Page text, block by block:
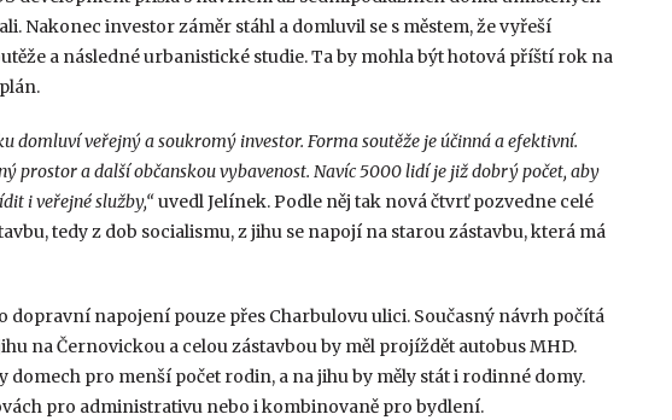
Nakonec investor záměr stáhl a domluvil se s městem, že vyřeší
a následné urbanistické studie. Ta by mohla být hotová příští rok na
domluví veřejný a soukromý investor. Forma soutěže je účinná a efektivní.
prostor a další občanskou vybavenost. Navíc 5000 lidí je již dobrý počet, aby
i veřejné služby,“ uvedl Jelínek. Podle něj tak nová čtvrť pozvedne celé
tedy z dob socialismu, z jihu se napojí na starou zástavbu, která má
napojení pouze přes Charbulovu ulici. Současný návrh počítá
na Černovickou a celou zástavbou by měl projíždět autobus MHD.
domech pro menší počet rodin, a na jihu by měly stát i rodinné domy.
pro administrativu nebo i kombinovaně pro bydlení.